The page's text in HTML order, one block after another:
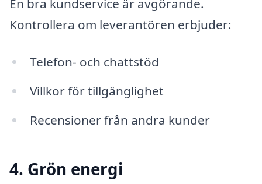
En bra kundservice är avgörande.
Kontrollera om leverantören erbjuder:
Telefon- och chattstöd
Villkor för tillgänglighet
Recensioner från andra kunder
4. Grön energi